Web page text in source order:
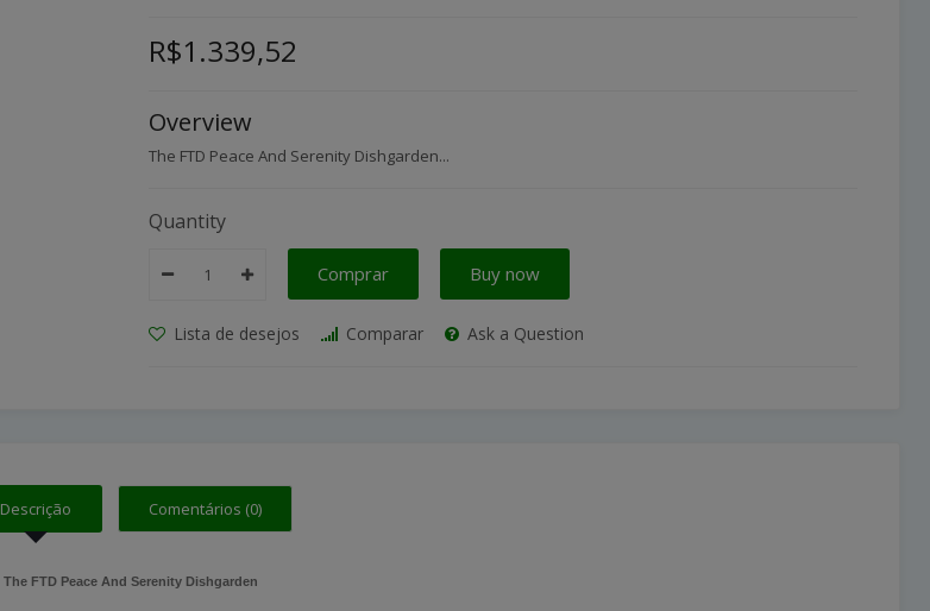
R$1.339,52
Overview
The FTD Peace And Serenity Dishgarden...
Quantity
Comprar Buy now
Lista de desejos Comparar Ask a Question
Descrição Comentários (0)
The FTD Peace And Serenity Dishgarden